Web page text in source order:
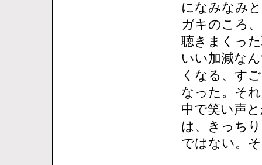
になみなみ
ガキのころ
聴きまくっ
いい加減な
くなる、す
なった。そ
中で笑い声
は、きっち
ではない。